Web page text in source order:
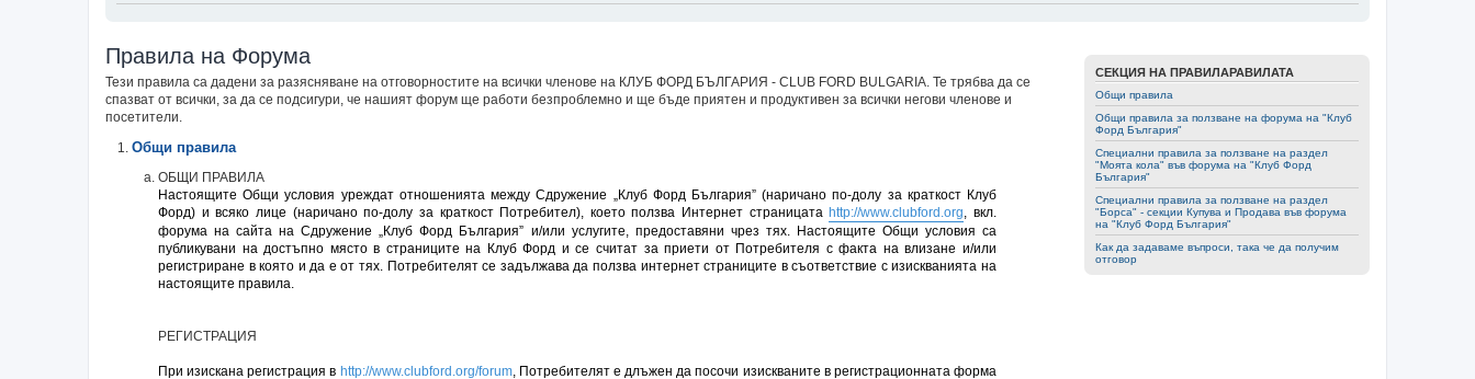
СЕКЦИЯ НА ПРАВИЛАРАВИЛАТА
Общи правила
Общи правила за ползване на форумa на "Клуб
Форд България"
Специални правила за ползване на раздел
"Моята кола" във форумa на "Клуб Форд
България"
Специални правила за ползване на раздел
"Борса" - секции Купува и Продава във форумa
на "Клуб Форд България"
Как да задаваме въпроси, така че да получим
отговор
Правила на Форума
Тези правила са дадени за разясняване на отговорностите на всички членове на КЛУБ ФОРД БЪЛГАРИЯ - CLUB FORD BULGARIA. Те трябва да се
спазват от всички, за да се подсигури, че нашият форум ще работи безпроблемно и ще бъде приятен и продуктивен за всички негови членове и
посетители.
Общи правила
ОБЩИ ПРАВИЛА
Настоящите Общи условия уреждат отношенията между Сдружение „Клуб Форд България” (наричано по-долу за краткост Клуб
Форд) и всяко лице (наричано по-долу за краткост Потребител), което ползва Интернет страницата http://www.clubford.org, вкл.
форума на сайта на Сдружение „Клуб Форд България” и/или услугите, предоставяни чрез тях. Настоящите Общи условия са
публикувани на достъпно място в страниците на Клуб Форд и се считат за приети от Потребителя с факта на влизане и/или
регистриране в която и да е от тях. Потребителят се задължава да ползва интернет страниците в съответствие с изискванията на
настоящите правила.
РЕГИСТРАЦИЯ
При изискана регистрация в http://www.clubford.org/forum, Потребителят е длъжен да посочи изискваните в регистрационната форма